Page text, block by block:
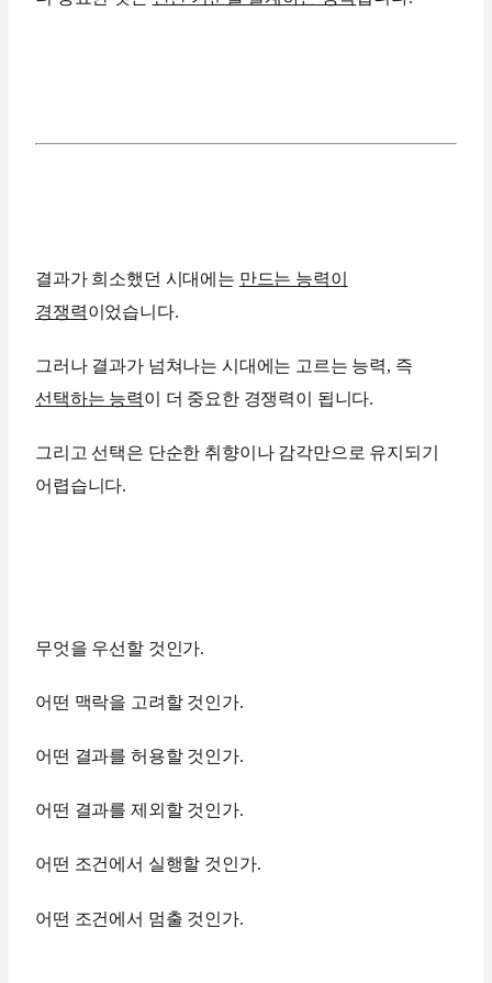
결과가 희소했던 시대에는 만드는 능력이
경쟁력이었습니다.
그러나 결과가 넘쳐나는 시대에는 고르는 능력, 즉
선택하는 능력이 더 중요한 경쟁력이 됩니다.
그리고 선택은 단순한 취향이나 감각만으로 유지되기
어렵습니다.
무엇을 우선할 것인가.
어떤 맥락을 고려할 것인가.
어떤 결과를 허용할 것인가.
어떤 결과를 제외할 것인가.
어떤 조건에서 실행할 것인가.
어떤 조건에서 멈출 것인가.